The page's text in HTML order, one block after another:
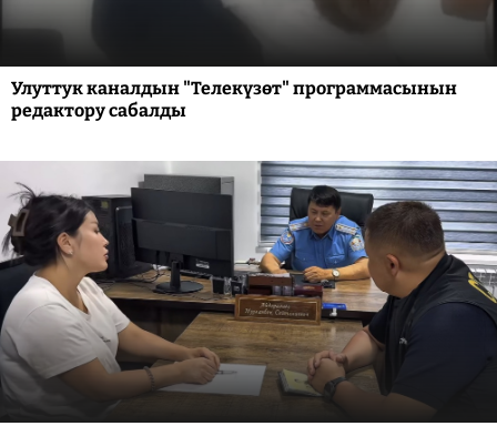
Улуттук каналдын "Телекүзөт" программасынын
редактору сабалды